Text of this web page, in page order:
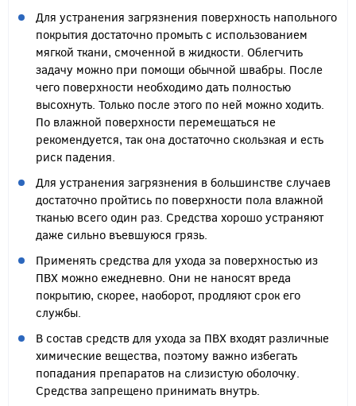
Для устранения загрязнения поверхность напольного
покрытия достаточно промыть с использованием
мягкой ткани, смоченной в жидкости. Облегчить
задачу можно при помощи обычной швабры. После
чего поверхности необходимо дать полностью
высохнуть. Только после этого по ней можно ходить.
По влажной поверхности перемещаться не
рекомендуется, так она достаточно скользкая и есть
риск падения.
Для устранения загрязнения в большинстве случаев
достаточно пройтись по поверхности пола влажной
тканью всего один раз. Средства хорошо устраняют
даже сильно въевшуюся грязь.
Применять средства для ухода за поверхностью из
ПВХ можно ежедневно. Они не наносят вреда
покрытию, скорее, наоборот, продляют срок его
службы.
В состав средств для ухода за ПВХ входят различные
химические вещества, поэтому важно избегать
попадания препаратов на слизистую оболочку.
Средства запрещено принимать внутрь.